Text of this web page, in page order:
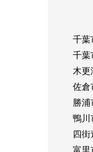
千葉
千葉
木
佐倉
勝
鴨川
四
富里